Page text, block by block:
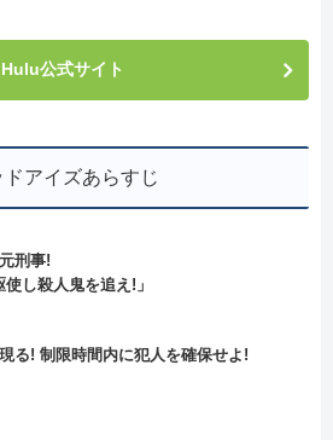
Hulu公式サイト
ドアイズあらすじ
刑事!
し殺人鬼を追え!」
る! 制限時間内に犯人を確保せよ!